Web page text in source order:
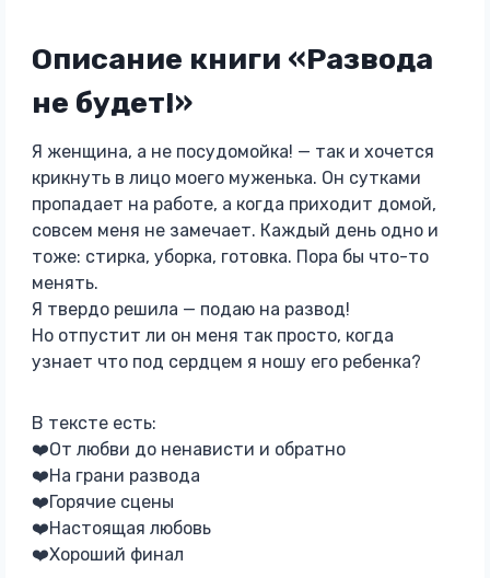
Описание книги «Развода
не будет!»
Я женщина, а не посудомойка! — так и хочется
крикнуть в лицо моего муженька. Он сутками
пропадает на работе, а когда приходит домой,
совсем меня не замечает. Каждый день одно и
тоже: стирка, уборка, готовка. Пора бы что-то
менять.
Я твердо решила — подаю на развод!
Но отпустит ли он меня так просто, когда
узнает что под сердцем я ношу его ребенка?
В тексте есть:
‍❤️‍От любви до ненависти и обратно
‍❤️‍На грани развода
‍❤️‍Горячие сцены
‍❤️‍Настоящая любовь
‍❤️‍Хороший финал